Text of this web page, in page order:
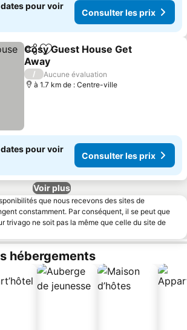
pour voir
Consulter les prix
PartagerAjouter à mes favoris
Cosy Guest House Get
Away
Consulter les prix
/
Aucune évaluation
à 1.7 km de : Centre-ville
pour voir
Consulter les prix
Voir plus
que nous recevons des sites de
constamment. Par conséquent, il se peut que
trivago ne soit pas la même que celle du site de
hébergements